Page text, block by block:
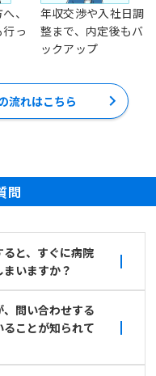
、
っ
年収交渉や入社日調
整まで、内定後もバ
ックアップ
流れはこちら
問
と、すぐに病院
いますか？
問い合わせする
ことが知られて